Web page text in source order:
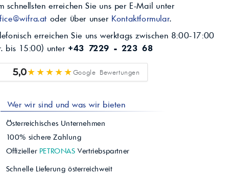
schnellsten erreichen Sie uns per E-Mail unter
oder über unser Kontaktformular.
erreichen Sie uns werktags zwischen 8:00-17:00
bis 15:00) unter +43 7229 - 223 68
5,0★★★★★Google Bewertungen
Wer wir sind und was wir bieten
Österreichisches Unternehmen
100% sichere Zahlung
Offizieller PETRONAS Vertriebspartner
Schnelle Lieferung österreichweit